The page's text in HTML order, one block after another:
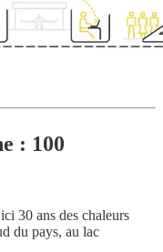
: 100
30 ans des chaleurs
du pays, au lac